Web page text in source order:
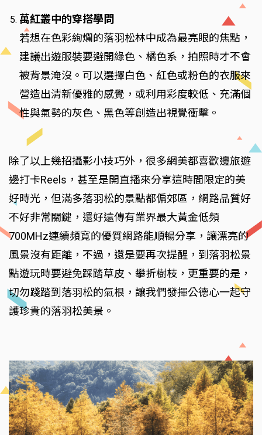
萬紅叢中的穿搭學問
若想在色彩絢爛的落羽松林中成為最亮眼的焦點，
建議出遊服裝要避開綠色、橘色系，拍照時才不會
被背景淹沒。可以選擇白色、紅色或粉色的衣服來
營造出清新優雅的感覺，或利用彩度較低、充滿個
性與氣勢的灰色、黑色等創造出視覺衝擊。
除了以上幾招攝影小技巧外，很多網美都喜歡邊旅遊
邊打卡Reels，甚至是開直播來分享這時間限定的美
好時光，但滿多落羽松的景點都偏郊區，網路品質好
不好非常關鍵，還好遠傳有業界最大黃金低頻
700MHz連續頻寬的優質網路能順暢分享，讓漂亮的
風景沒有距離，不過，還是要再次提醒，到落羽松景
點遊玩時要避免踩踏草皮、攀折樹枝，更重要的是，
切勿踐踏到落羽松的氣根，讓我們發揮公德心一起守
護珍貴的落羽松美景。